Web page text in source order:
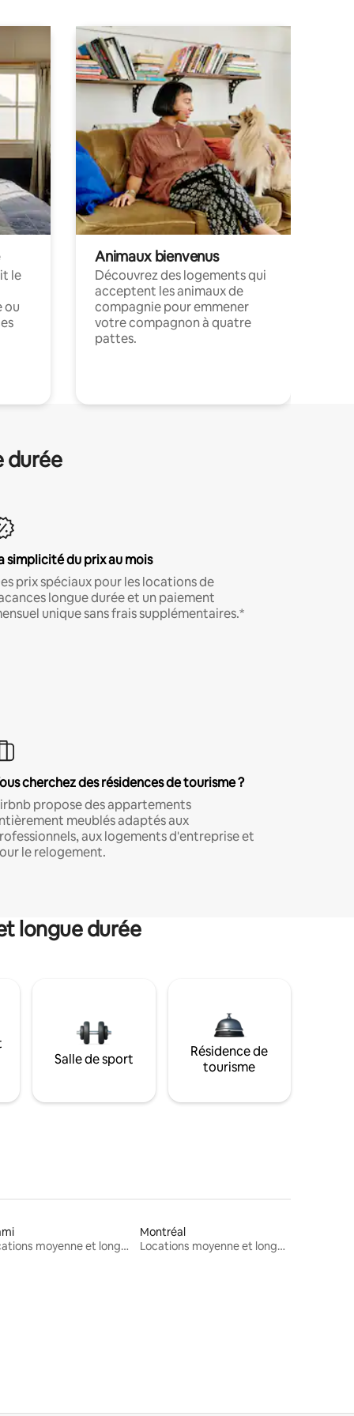
le
ou
Animaux bienvenus
Découvrez des logements qui
acceptent les animaux de
compagnie pour emmener
votre compagnon à quatre
pattes.
durée
simplicité du prix au mois
prix spéciaux pour les locations de
longue durée et un paiement
unique sans frais supplémentaires.*
cherchez des résidences de tourisme ?
propose des appartements
meublés adaptés aux
aux logements d'entreprise et
le relogement.
longue durée
Salle de sport
Résidence de
tourisme
Locations moyenne et longue durée
Montréal
Locations moyenne et longue durée